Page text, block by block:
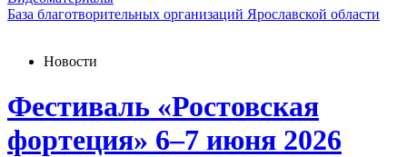
База благотворительных организаций Ярославской области
Новости
Фестиваль «Ростовская
фортеция» 6–7 июня 2026